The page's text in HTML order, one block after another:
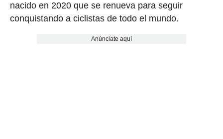
nacido en 2020 que se renueva para seguir
conquistando a ciclistas de todo el mundo.
Anúnciate aquí